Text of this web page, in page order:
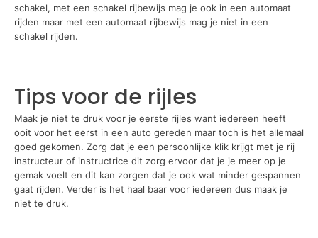
schakel, met een schakel rijbewijs mag je ook in een automaat
rijden maar met een automaat rijbewijs mag je niet in een
schakel rijden.
Tips voor de rijles
Maak je niet te druk voor je eerste rijles want iedereen heeft
ooit voor het eerst in een auto gereden maar toch is het allemaal
goed gekomen. Zorg dat je een persoonlijke klik krijgt met je rij
instructeur of instructrice dit zorg ervoor dat je je meer op je
gemak voelt en dit kan zorgen dat je ook wat minder gespannen
gaat rijden. Verder is het haal baar voor iedereen dus maak je
niet te druk.